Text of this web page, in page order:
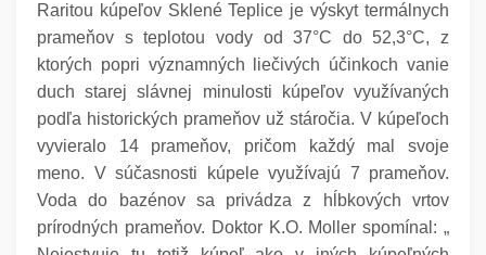
Raritou kúpeľov Sklené Teplice je výskyt termálnych
prameňov s teplotou vody od 37°C do 52,3°C, z
ktorých popri významných liečivých účinkoch vanie
duch starej slávnej minulosti kúpeľov využívaných
podľa historických prameňov už stáročia. V kúpeľoch
vyvieralo 14 prameňov, pričom každý mal svoje
meno. V súčasnosti kúpele využívajú 7 prameňov.
Voda do bazénov sa privádza z hĺbkových vrtov
prírodných prameňov. Doktor K.O. Moller spomínal: „